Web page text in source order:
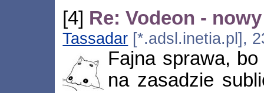
[4] Re: Vodeon -
Tassadar [*.adsl.inetia.pl],
Fajna sprawa,
na zasadzie